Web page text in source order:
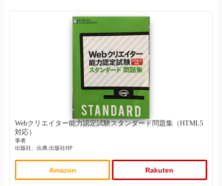
Webクリエイター能力認定試験スタンダード問題集（HTML5
対応）
筆者
出版社、出典:出版社HP
Amazon Rakuten